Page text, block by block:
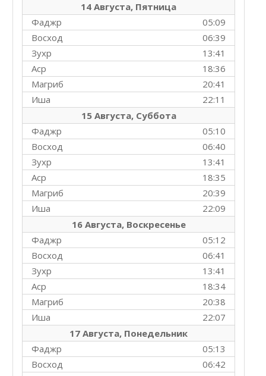
14 Августа, Пятница
05:09
Фаджр
06:39
Восход
13:41
Зухр
18:36
Аср
20:41
Магриб
22:11
Иша
15 Августа, Суббота
05:10
Фаджр
06:40
Восход
13:41
Зухр
18:35
Аср
20:39
Магриб
22:09
Иша
16 Августа, Воскресенье
05:12
Фаджр
06:41
Восход
13:41
Зухр
18:34
Аср
20:38
Магриб
22:07
Иша
17 Августа, Понедельник
05:13
Фаджр
06:42
Восход